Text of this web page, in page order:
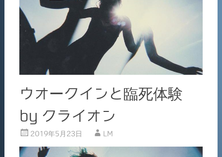
ウオークインと臨死体験
by クライオン
2019年5月23日 LM